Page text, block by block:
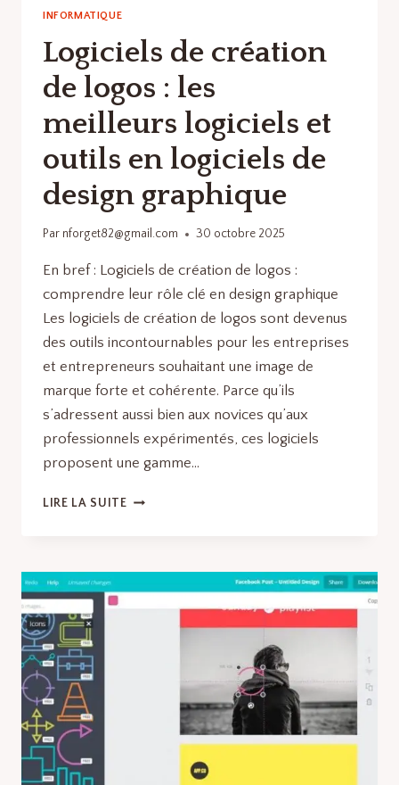
INFORMATIQUE
Logiciels de création
de logos : les
meilleurs logiciels et
outils en logiciels de
design graphique
Par nforget82@gmail.com 30 octobre 2025
En bref : Logiciels de création de logos :
comprendre leur rôle clé en design graphique
Les logiciels de création de logos sont devenus
des outils incontournables pour les entreprises
et entrepreneurs souhaitant une image de
marque forte et cohérente. Parce qu’ils
s’adressent aussi bien aux novices qu’aux
professionnels expérimentés, ces logiciels
proposent une gamme…
LIRE LA SUITELOGICIELS
LOGOS
:
LES
MEILLEURS
LOGICIELS
GRAPHIQUE